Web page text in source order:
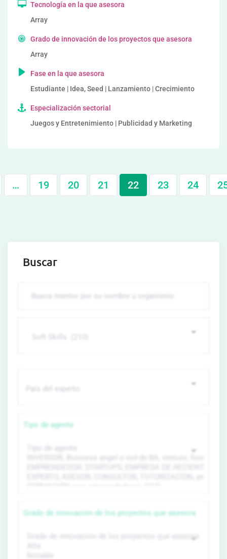
Tecnología en la que asesora
Array
Grado de innovación de los proyectos que asesora
Array
Fase en la que asesora
Estudiante | Idea, Seed | Lanzamiento | Crecimiento
Especialización sectorial
Juegos y Entretenimiento | Publicidad y Marketing
… 19 20 21 22 23 24
Buscar
Tipo de agente
Grado de innovación de los proyectos que asesora